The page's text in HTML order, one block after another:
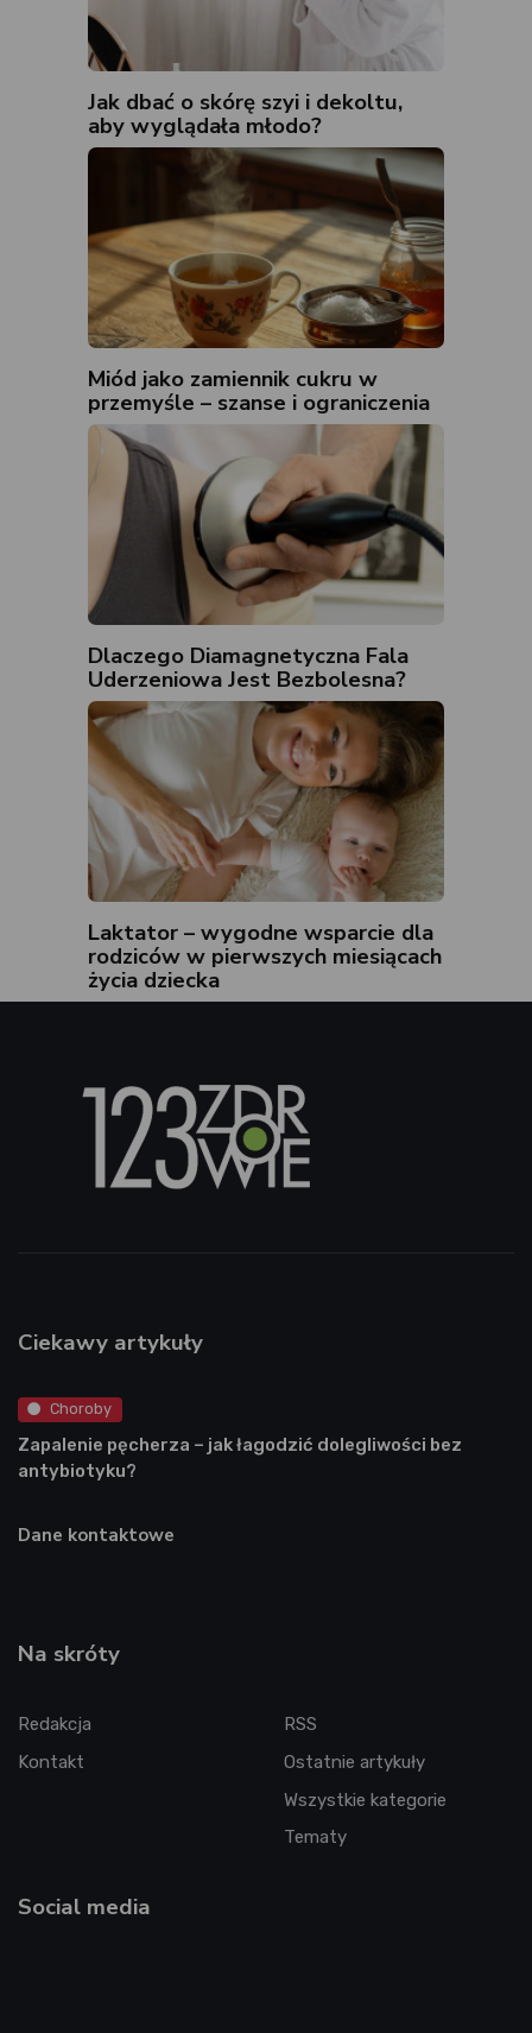
Jak dbać o skórę szyi i dekoltu,
aby wyglądała młodo?
Miód jako zamiennik cukru w
przemyśle – szanse i ograniczenia
Dlaczego Diamagnetyczna Fala
Uderzeniowa Jest Bezbolesna?
Laktator – wygodne wsparcie dla
rodziców w pierwszych miesiącach
życia dziecka
Ciekawy artykuły
Choroby
Zapalenie pęcherza – jak łagodzić dolegliwości bez
antybiotyku?
Dane kontaktowe
Na skróty
Redakcja
Kontakt
RSS
Ostatnie artykuły
Wszystkie kategorie
Tematy
Social media